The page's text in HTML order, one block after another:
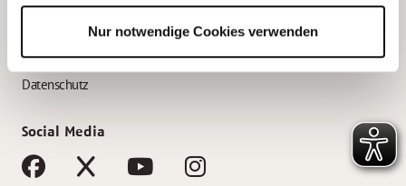
Nur notwendige Cookies verwenden
Impressum
Datenschutz
Social Media